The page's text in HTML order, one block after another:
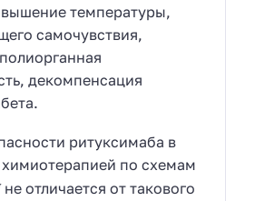
температуры,
самочувствия,
декомпенсация
ритуксимаба в
по схемам
не отличается от такового